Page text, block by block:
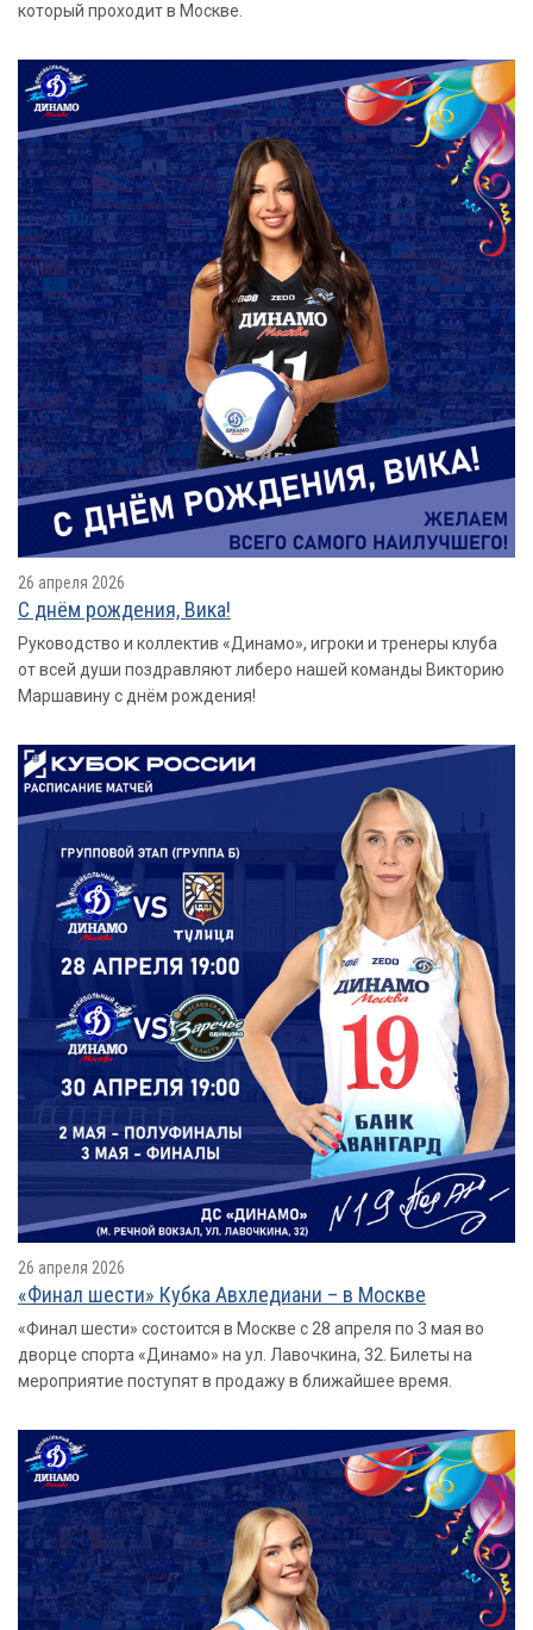
который проходит в Москве.
26 апреля 2026
С днём рождения, Вика!
Руководство и коллектив «Динамо», игроки и тренеры клуба
от всей души поздравляют либеро нашей команды Викторию
Маршавину с днём рождения!
26 апреля 2026
«Финал шести» Кубка Авхледиани – в Москве
«Финал шести» состоится в Москве с 28 апреля по 3 мая во
дворце спорта «Динамо» на ул. Лавочкина, 32. Билеты на
мероприятие поступят в продажу в ближайшее время.